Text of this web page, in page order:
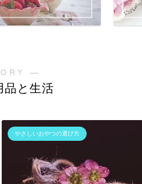
―
品と生活
やさしいおやつの選び方